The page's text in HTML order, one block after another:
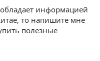
информацией
то напишите мне
полезные